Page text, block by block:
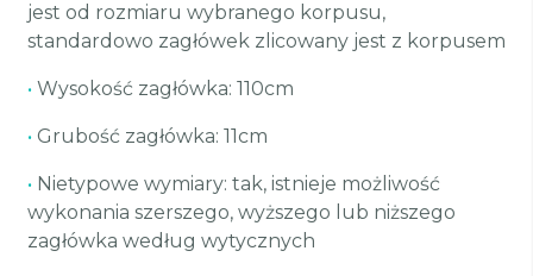
jest od rozmiaru wybranego korpusu,
standardowo zagłówek zlicowany jest z korpusem
• Wysokość zagłówka: 110cm
• Grubość zagłówka: 11cm
• Nietypowe wymiary: tak, istnieje możliwość
wykonania szerszego, wyższego lub niższego
zagłówka według wytycznych